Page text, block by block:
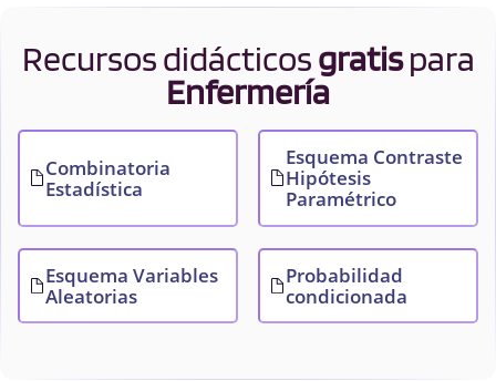
Recursos didácticosgratispara
Enfermería
Combinatoria
Estadística
Esquema Contraste
Hipótesis
Paramétrico
Esquema Variables
Aleatorias
Probabilidad
condicionada